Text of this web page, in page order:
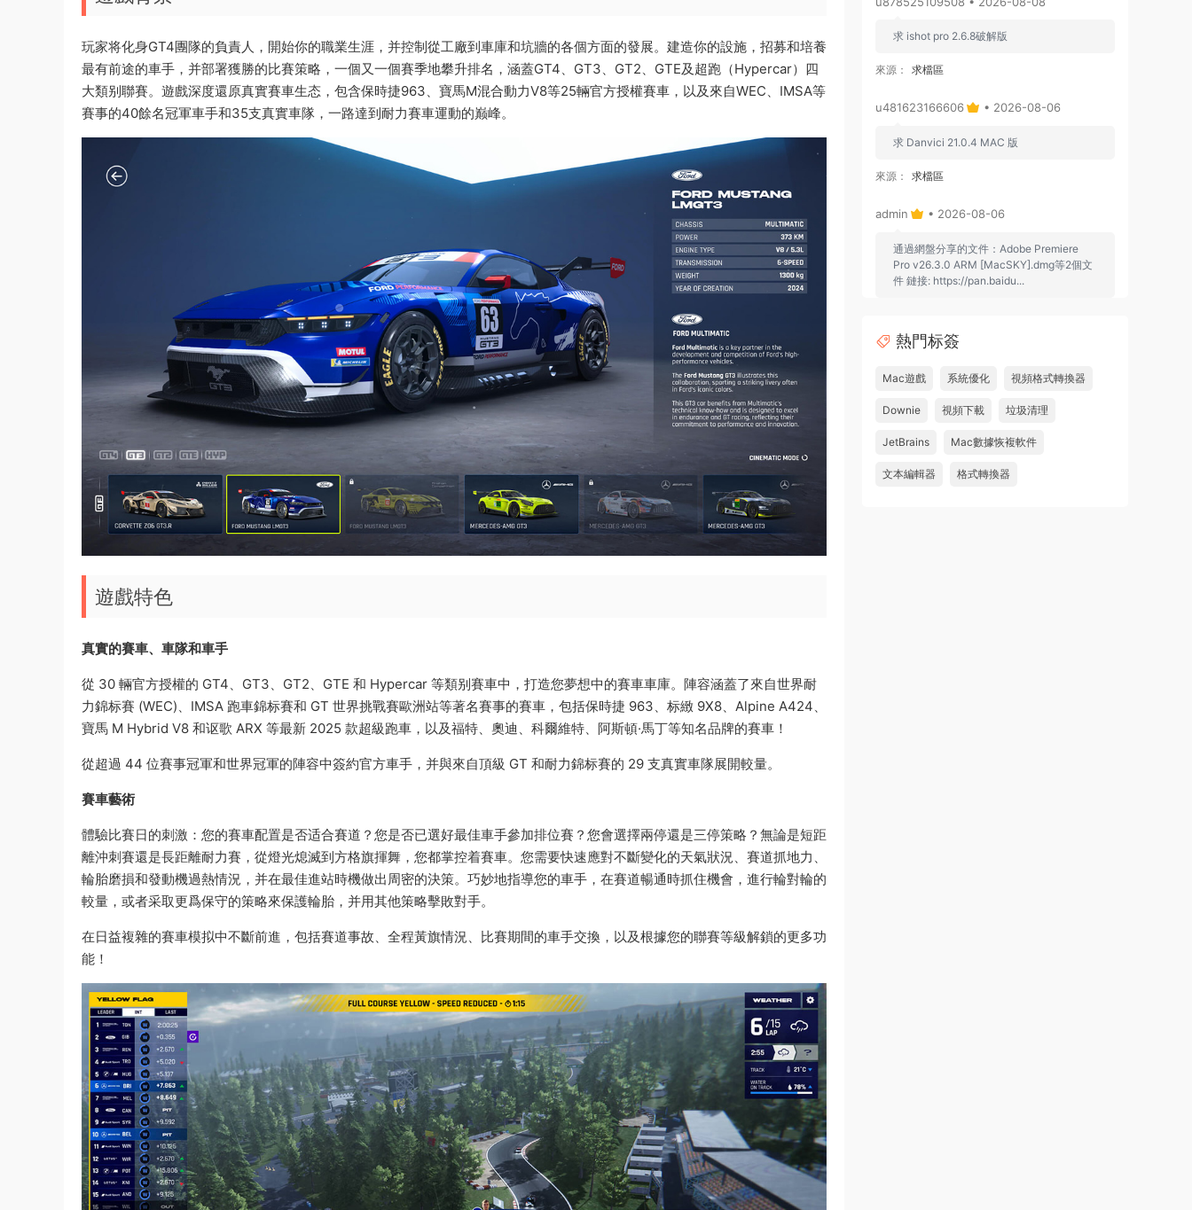
玩家将化身GT4團隊的負責人，開始你的職業生涯，并控制從工廠到車庫和坑牆的各個方面的發展。建造你的設施，招募和培養
最有前途的車手，并部署獲勝的比賽策略，一個又一個賽季地攀升排名，涵蓋GT4、GT3、GT2、GTE及超跑（Hypercar）四
大類别聯賽。遊戲深度還原真實賽車生态，包含保時捷963、寶馬M混合動力V8等25輛官方授權賽車，以及來自WEC、IMSA等
賽事的40餘名冠軍車手和35支真實車隊，一路達到耐力賽車運動的巅峰。
遊戲特色
真實的賽車、車隊和車手
從 30 輛官方授權的 GT4、GT3、GT2、GTE 和 Hypercar 等類别賽車中，打造您夢想中的賽車車庫。陣容涵蓋了來自世界耐
力錦标賽 (WEC)、IMSA 跑車錦标賽和 GT 世界挑戰賽歐洲站等著名賽事的賽車，包括保時捷 963、标緻 9X8、Alpine A424、
寶馬 M Hybrid V8 和讴歌 ARX 等最新 2025 款超級跑車，以及福特、奧迪、科爾維特、阿斯頓·馬丁等知名品牌的賽車！
從超過 44 位賽事冠軍和世界冠軍的陣容中簽約官方車手，并與來自頂級 GT 和耐力錦标賽的 29 支真實車隊展開較量。
賽車藝術
體驗比賽日的刺激：您的賽車配置是否适合賽道？您是否已選好最佳車手參加排位賽？您會選擇兩停還是三停策略？無論是短距
離沖刺賽還是長距離耐力賽，從燈光熄滅到方格旗揮舞，您都掌控着賽車。您需要快速應對不斷變化的天氣狀況、賽道抓地力、
輪胎磨損和發動機過熱情況，并在最佳進站時機做出周密的決策。巧妙地指導您的車手，在賽道暢通時抓住機會，進行輪對輪的
較量，或者采取更爲保守的策略來保護輪胎，并用其他策略擊敗對手。
在日益複雜的賽車模拟中不斷前進，包括賽道事故、全程黃旗情況、比賽期間的車手交換，以及根據您的聯賽等級解鎖的更多功
能！
求 ishot pro 2.6.8破解版
來源： 求檔區
u481623166606 • 2026-08-06
求 Danvici 21.0.4 MAC 版
來源： 求檔區
admin • 2026-08-06
通過網盤分享的文件：Adobe Premiere
Pro v26.3.0 ARM [MacSKY].dmg等2個文
件 鏈接: https://pan.baidu...
中文破解版 PR2026 強大視頻編輯軟件
中文破解版 PR2026 強大視頻編輯軟件
熱門标簽
Mac遊戲 系統優化 視頻格式轉換器
Downie 視頻下載 垃圾清理
JetBrains Mac數據恢複軟件
文本編輯器 格式轉換器